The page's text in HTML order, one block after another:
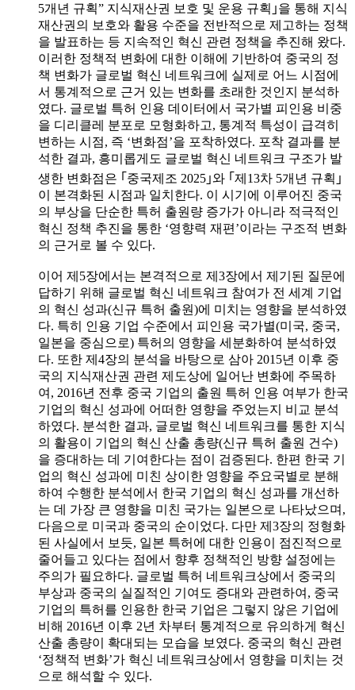
5개년 규획” 지식재산권 보호 및 운용 규획｣을 통해 지식
재산권의 보호와 활용 수준을 전반적으로 제고하는 정책
을 발표하는 등 지속적인 혁신 관련 정책을 추진해 왔다.
이러한 정책적 변화에 대한 이해에 기반하여 중국의 정
책 변화가 글로벌 혁신 네트워크에 실제로 어느 시점에
서 통계적으로 근거 있는 변화를 초래한 것인지 분석하
였다. 글로벌 특허 인용 데이터에서 국가별 피인용 비중
을 디리클레 분포로 모형화하고, 통계적 특성이 급격히
변하는 시점, 즉 ‘변화점’을 포착하였다. 포착 결과를 분
석한 결과, 흥미롭게도 글로벌 혁신 네트워크 구조가 발
생한 변화점은 ｢중국제조 2025｣와 ｢제13차 5개년 규획｣
이 본격화된 시점과 일치한다. 이 시기에 이루어진 중국
의 부상을 단순한 특허 출원량 증가가 아니라 적극적인
혁신 정책 추진을 통한 ‘영향력 재편’이라는 구조적 변화
의 근거로 볼 수 있다.
이어 제5장에서는 본격적으로 제3장에서 제기된 질문에
답하기 위해 글로벌 혁신 네트워크 참여가 전 세계 기업
의 혁신 성과(신규 특허 출원)에 미치는 영향을 분석하였
다. 특히 인용 기업 수준에서 피인용 국가별(미국, 중국,
일본을 중심으로) 특허의 영향을 세분화하여 분석하였
다. 또한 제4장의 분석을 바탕으로 삼아 2015년 이후 중
국의 지식재산권 관련 제도상에 일어난 변화에 주목하
여, 2016년 전후 중국 기업의 출원 특허 인용 여부가 한국
기업의 혁신 성과에 어떠한 영향을 주었는지 비교 분석
하였다. 분석한 결과, 글로벌 혁신 네트워크를 통한 지식
의 활용이 기업의 혁신 산출 총량(신규 특허 출원 건수)
을 증대하는 데 기여한다는 점이 검증된다. 한편 한국 기
업의 혁신 성과에 미친 상이한 영향을 주요국별로 분해
하여 수행한 분석에서 한국 기업의 혁신 성과를 개선하
는 데 가장 큰 영향을 미친 국가는 일본으로 나타났으며,
다음으로 미국과 중국의 순이었다. 다만 제3장의 정형화
된 사실에서 보듯, 일본 특허에 대한 인용이 점진적으로
줄어들고 있다는 점에서 향후 정책적인 방향 설정에는
주의가 필요하다. 글로벌 특허 네트워크상에서 중국의
부상과 중국의 실질적인 기여도 증대와 관련하여, 중국
기업의 특허를 인용한 한국 기업은 그렇지 않은 기업에
비해 2016년 이후 2년 차부터 통계적으로 유의하게 혁신
산출 총량이 확대되는 모습을 보였다. 중국의 혁신 관련
‘정책적 변화’가 혁신 네트워크상에서 영향을 미치는 것
으로 해석할 수 있다.